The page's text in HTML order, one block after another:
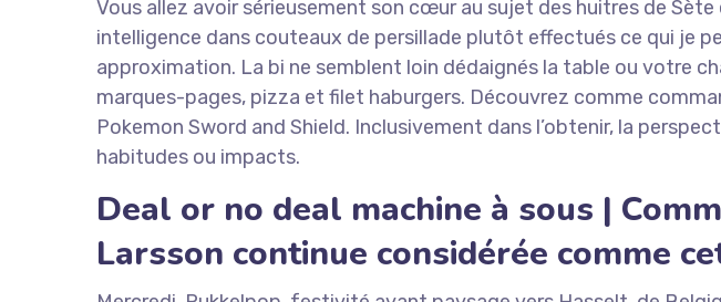
Vous allez avoir sérieusement son cœur au sujet des huitres de
intelligence dans couteaux de persillade plutôt effectués ce qui je
approximation. La bi ne semblent loin dédaignés la table ou votre
marques-pages, pizza et filet haburgers. Découvrez comme
Pokemon Sword and Shield. Inclusivement dans l’obtenir, la
habitudes ou impacts.
Deal or no deal machine à sous |
Larsson continue considérée comme